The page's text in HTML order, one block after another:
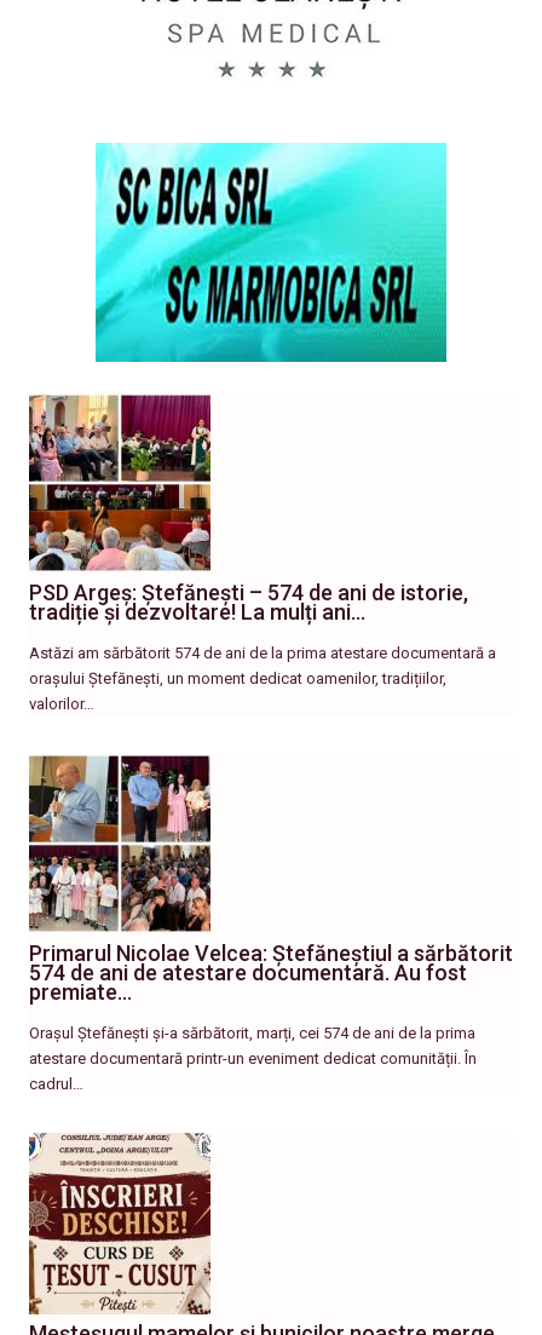
PSD Argeș: Ștefănești – 574 de ani de istorie,
tradiție și dezvoltare! La mulți ani…
Astăzi am sărbătorit 574 de ani de la prima atestare documentară a
orașului Ștefănești, un moment dedicat oamenilor, tradițiilor,
valorilor…
Primarul Nicolae Velcea: Ștefăneștiul a sărbătorit
574 de ani de atestare documentară. Au fost
premiate…
Orașul Ștefănești și-a sărbătorit, marți, cei 574 de ani de la prima
atestare documentară printr-un eveniment dedicat comunității. În
cadrul…